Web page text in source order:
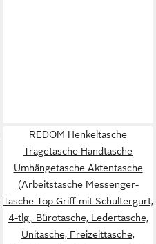
REDOM Henkeltasche
Tragetasche Handtasche
Umhängetasche Aktentasche
(Arbeitstasche Messenger-
Tasche Top Griff mit Schultergurt,
4-tlg., Bürotasche, Ledertasche,
Unitasche, Freizeittasche,